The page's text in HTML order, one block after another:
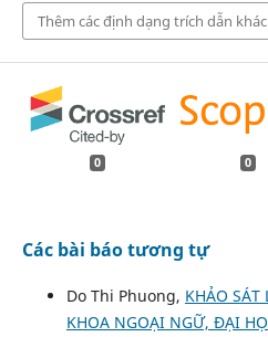
Thêm các định dạng trích dẫn khác
0 0
Các bài báo tương tự
Do Thi Phuong, KHẢO SÁT
KHOA NGOẠI NGỮ, ĐẠI